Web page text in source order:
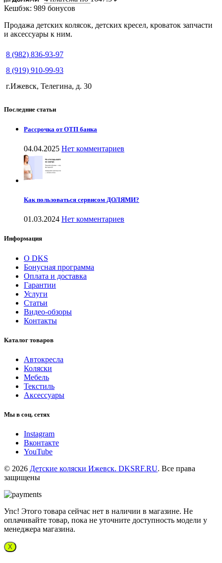
Кешбэк: 989 бонусов
Продажа детских колясок, детских кресел, кроваток запчасти
и аксессуары к ним.
8 (982) 836-93-97
8 (919) 910-99-93
г.Ижевск, Телегина, д. 30
Последние статьи
Рассрочка от ОТП банка
04.04.2025 Нет комментариев
Как пользоваться сервисом ДОЛЯМИ?
01.03.2024 Нет комментариев
Информация
О DKS
Бонусная программа
Оплата и доставка
Гарантии
Услуги
Статьи
Видео-обзоры
Контакты
Каталог товаров
Автокресла
Коляски
Мебель
Текстиль
Аксессуары
Мы в соц. сетях
Instagram
Вконтакте
YouTube
© 2026 Детские коляски Ижевск. DKSRF.RU. Все права
защищены
Упс! Этого товара сейчас нет в наличии в магазине. Не
оплачивайте товар, пока не уточните доступность модели у
менеджера магазина.
X